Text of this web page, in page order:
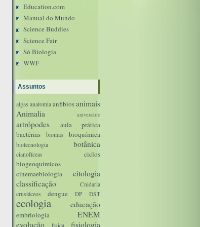
Education.com
Manual do Mundo
Science Buddies
Science Fair
Só Biologia
WWF
Assuntos
algas anatomia anfibiosanimais
Animalia
aniversário
artrópodes
aula prática
bactérias
biomas bioquímica
biotecnologia botânica
cianofíceas
ciclos
biogeoquimicos
cinemaebiologia
citologia
classificação
Cnidaria
crustáceos
dengue DP DST
ecologia educação
embriologia
ENEM
evolução
fisica fisiologia